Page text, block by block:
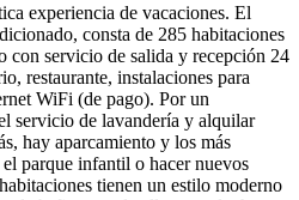
experiencia de vacaciones. El
consta de 285 habitaciones
con servicio de salida y recepción 24
restaurante, instalaciones para
WiFi (de pago). Por un
servicio de lavandería y alquilar
hay aparcamiento y los más
parque infantil o hacer nuevos
tienen un estilo moderno